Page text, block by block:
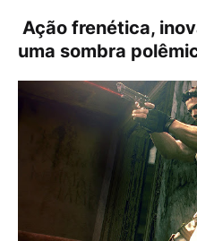
Ação frenética,
uma sombra